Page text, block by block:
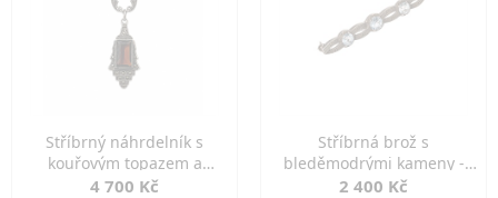
Stříbrný náhrdelník s
kouřovým topazem a
markazity
4 700 Kč
Stříbrná brož s
bleděmodrými kameny -
jemná elegance
2 400 Kč